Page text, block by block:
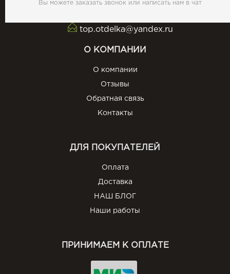
Вы можете заказать звонок или написать нам в чат
top.otdelka@yandex.ru
О КОМПАНИИ
О компании
Отзывы
Обратная связь
Контакты
ДЛЯ ПОКУПАТЕЛЕЙ
Оплата
Доставка
НАШ БЛОГ
Наши работы
ПРИНИМАЕМ К ОПЛАТЕ